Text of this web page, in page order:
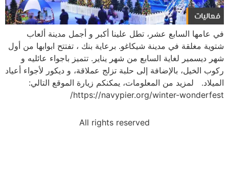
في عامها السابع عشر، تطل علينا أكبر و أجمل مدينة ألعاب
شتوية مغلقة في مدينة شيكاغو. برعاية بنك ، تفتتح ابوابها من أول
شهر ديسمير لغاية السابع من شهر يناير. تتميز باجواء عائليه و
ركوب الخيل، بالإضافة إلى حلبة تزلج عملاقة، و ديكور لأجواء أعياد
الميلاد. لمزيد من المعلومات، يمكنكم زيارة الموقع التالي:
https://navypier.org/winter-wonderfest/
All rights reserved